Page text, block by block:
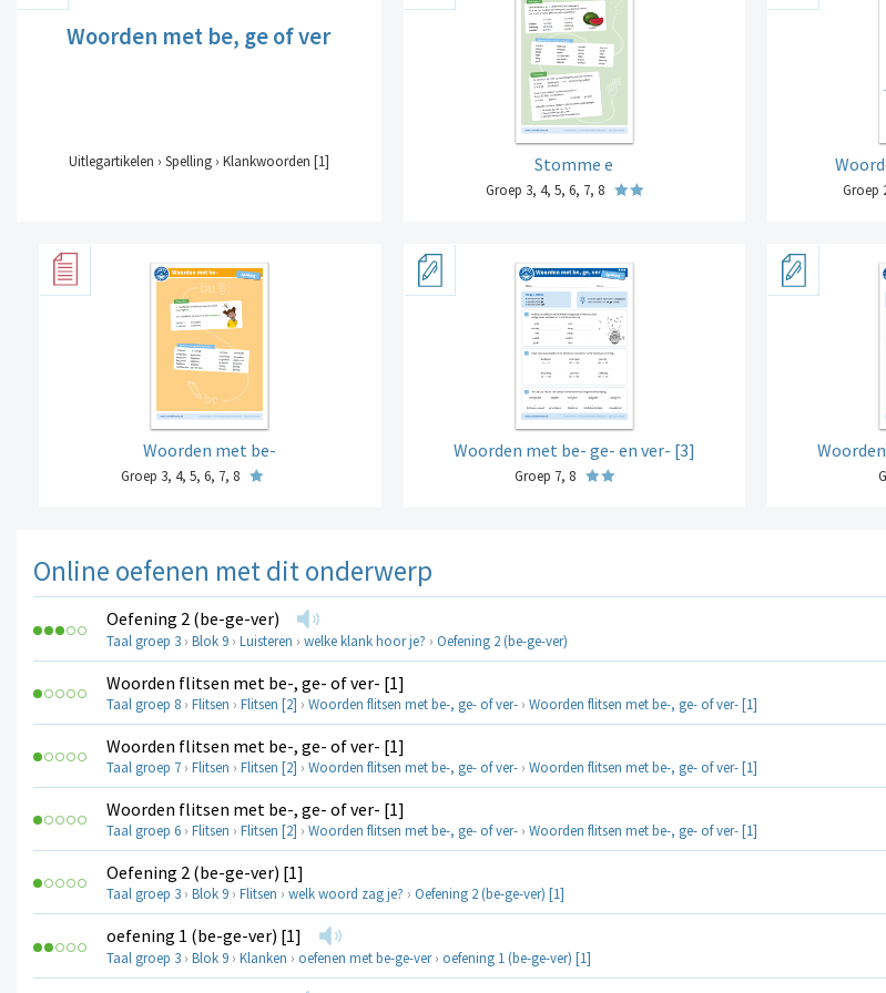
Woorden met be, ge of ver
Uitlegartikelen › Spelling › Klankwoorden [1] Stomme e
Groep 3, 4, 5, 6, 7, 8 Groep
Woorden met be-
Groep 3, 4, 5, 6, 7, 8
Woorden met be- ge- en ver- [3]
Groep 7, 8
Online oefenen met dit onderwerp
Oefening 2 (be-ge-ver)
Taal groep 3 › Blok 9 › Luisteren › welke klank hoor je? › Oefening 2 (be-ge-ver)
Woorden flitsen met be-, ge- of ver- [1]
Taal groep 8 › Flitsen › Flitsen [2] › Woorden flitsen met be-, ge- of ver- › Woorden flitsen met be-, ge- of ver- [1]
Woorden flitsen met be-, ge- of ver- [1]
Taal groep 7 › Flitsen › Flitsen [2] › Woorden flitsen met be-, ge- of ver- › Woorden flitsen met be-, ge- of ver- [1]
Woorden flitsen met be-, ge- of ver- [1]
Taal groep 6 › Flitsen › Flitsen [2] › Woorden flitsen met be-, ge- of ver- › Woorden flitsen met be-, ge- of ver- [1]
Oefening 2 (be-ge-ver) [1]
Taal groep 3 › Blok 9 › Flitsen › welk woord zag je? › Oefening 2 (be-ge-ver) [1]
oefening 1 (be-ge-ver) [1]
Taal groep 3 › Blok 9 › Klanken › oefenen met be-ge-ver› oefening 1 (be-ge-ver) [1]